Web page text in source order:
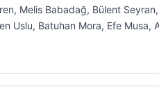
Melis Babadağ, Bülent
Uslu, Batuhan Mora, Efe Musa,